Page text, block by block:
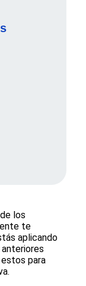
los
te
aplicando
para